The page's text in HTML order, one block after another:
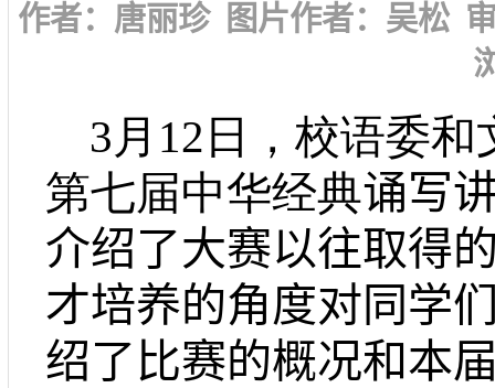
作者：唐丽珍 图片作者：吴松
3月12日，校语委
第七届中华经典诵写
介绍了大赛以往取得
才培养的角度对同学
绍了比赛的概况和本